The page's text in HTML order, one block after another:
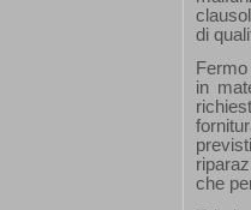
di
in
che